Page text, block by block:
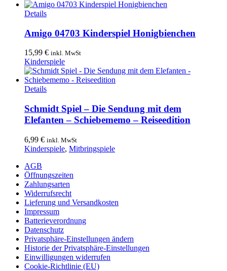
Details
Amigo 04703 Kinderspiel Honigbienchen
15,99 € inkl. MwSt
Kinderspiele
Details
Schmidt Spiel – Die Sendung mit dem
Elefanten – Schiebememo – Reiseedition
6,99 € inkl. MwSt
Kinderspiele, Mitbringspiele
AGB
Öffnungszeiten
Zahlungsarten
Widerrufsrecht
Lieferung und Versandkosten
Impressum
Batterieverordnung
Datenschutz
Privatsphäre-Einstellungen ändern
Historie der Privatsphäre-Einstellungen
Einwilligungen widerrufen
Cookie-Richtlinie (EU)